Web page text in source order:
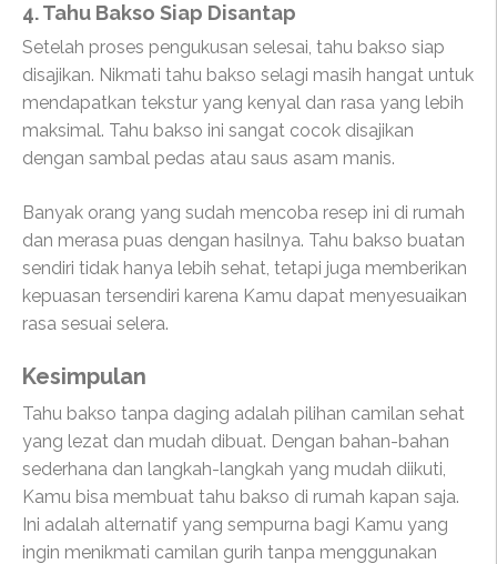
4. Tahu Bakso Siap Disantap
Setelah proses pengukusan selesai, tahu bakso siap
disajikan. Nikmati tahu bakso selagi masih hangat untuk
mendapatkan tekstur yang kenyal dan rasa yang lebih
maksimal. Tahu bakso ini sangat cocok disajikan
dengan sambal pedas atau saus asam manis.
Banyak orang yang sudah mencoba resep ini di rumah
dan merasa puas dengan hasilnya. Tahu bakso buatan
sendiri tidak hanya lebih sehat, tetapi juga memberikan
kepuasan tersendiri karena Kamu dapat menyesuaikan
rasa sesuai selera.
Kesimpulan
Tahu bakso tanpa daging adalah pilihan camilan sehat
yang lezat dan mudah dibuat. Dengan bahan-bahan
sederhana dan langkah-langkah yang mudah diikuti,
Kamu bisa membuat tahu bakso di rumah kapan saja.
Ini adalah alternatif yang sempurna bagi Kamu yang
ingin menikmati camilan gurih tanpa menggunakan